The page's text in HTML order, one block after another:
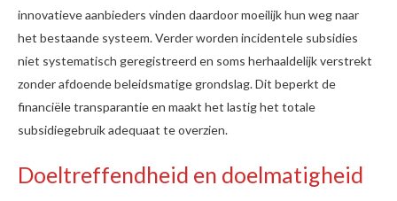
innovatieve aanbieders vinden daardoor moeilijk hun weg naar
het bestaande systeem. Verder worden incidentele subsidies
niet systematisch geregistreerd en soms herhaaldelijk verstrekt
zonder afdoende beleidsmatige grondslag. Dit beperkt de
financiële transparantie en maakt het lastig het totale
subsidiegebruik adequaat te overzien.
Doeltreffendheid en doelmatigheid